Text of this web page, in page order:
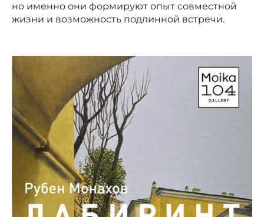
но именно они формируют опыт совместной
жизни и возможность подлинной встречи.